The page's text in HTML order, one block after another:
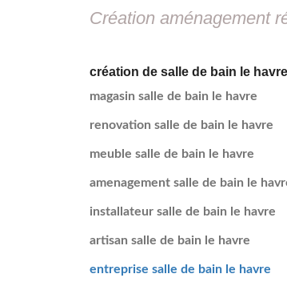
Création aménagement
création de salle de bain le havre
magasin salle de bain le havre
renovation salle de bain le havre
meuble salle de bain le havre
amenagement salle de bain le
installateur salle de bain le havre
artisan salle de bain le havre
entreprise salle de bain le havre